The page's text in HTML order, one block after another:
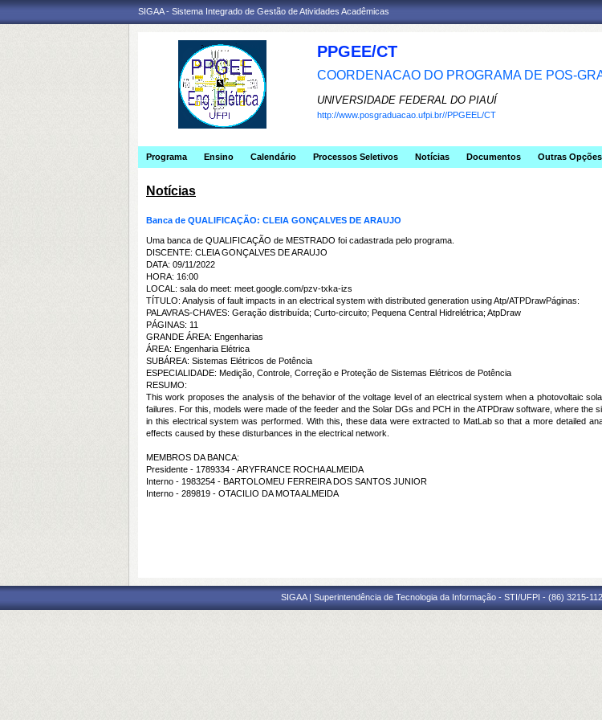
SIGAA - Sistema Integrado de Gestão de Atividades Acadêmicas
PPGEE/CT
COORDENACAO DO PROGRAMA DE POS-
UNIVERSIDADE FEDERAL DO PIAUÍ
http://www.posgraduacao.ufpi.br//PPGEEL/CT
Programa Ensino Calendário Processos Seletivos Notícias Documentos Outras Opções
Notícias
Banca de QUALIFICAÇÃO: CLEIA GONÇALVES DE ARAUJO
Uma banca de QUALIFICAÇÃO de MESTRADO foi cadastrada pelo programa.
DISCENTE: CLEIA GONÇALVES DE ARAUJO
DATA: 09/11/2022
HORA: 16:00
LOCAL: sala do meet: meet.google.com/pzv-txka-izs
TÍTULO: Analysis of fault impacts in an electrical system with distributed generation using Atp/ATPDrawPáginas:
PALAVRAS-CHAVES: Geração distribuída; Curto-circuito; Pequena Central Hidrelétrica; AtpDraw
PÁGINAS: 11
GRANDE ÁREA: Engenharias
ÁREA: Engenharia Elétrica
SUBÁREA: Sistemas Elétricos de Potência
ESPECIALIDADE: Medição, Controle, Correção e Proteção de Sistemas Elétricos de Potência
RESUMO:
This work proposes the analysis of the behavior of the voltage level of an electrical system when a photovoltaic
failures. For this, models were made of the feeder and the Solar DGs and PCH in the ATPDraw software, where
in this electrical system was performed. With this, these data were extracted to MatLab so that a more detailed
effects caused by these disturbances in the electrical network.
MEMBROS DA BANCA:
Presidente - 1789334 - ARYFRANCE ROCHA ALMEIDA
Interno - 1983254 - BARTOLOMEU FERREIRA DOS SANTOS JUNIOR
Interno - 289819 - OTACILIO DA MOTA ALMEIDA
SIGAA | Superintendência de Tecnologia da Informação - STI/UFPI - (86) 3215-